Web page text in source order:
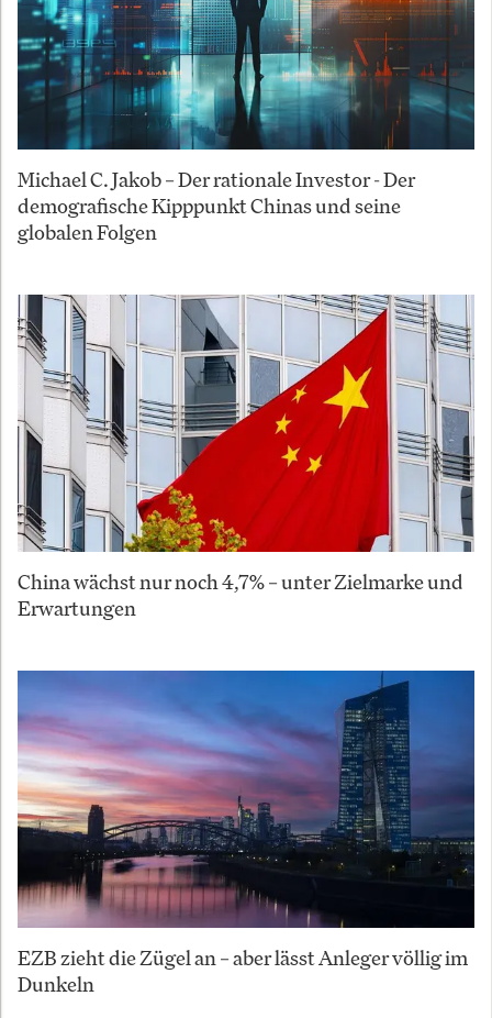
Michael C. Jakob – Der rationale Investor - Der
demografische Kipppunkt Chinas und seine
globalen Folgen
China wächst nur noch 4,7% – unter Zielmarke und
Erwartungen
EZB zieht die Zügel an – aber lässt Anleger völlig im
Dunkeln